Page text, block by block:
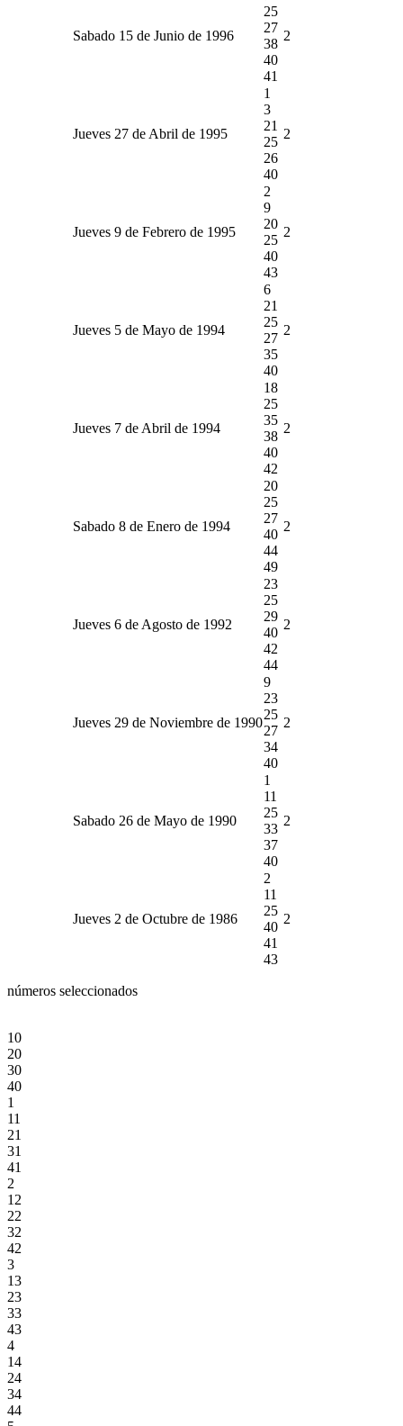
Sabado 15 de Junio de 1996
25
27
38
40
41
2
Jueves 27 de Abril de 1995
1
3
21
25
26
40
2
Jueves 9 de Febrero de 1995
2
9
20
25
40
43
2
Jueves 5 de Mayo de 1994
6
21
25
27
35
40
2
Jueves 7 de Abril de 1994
18
25
35
38
40
42
2
Sabado 8 de Enero de 1994
20
25
27
40
44
49
2
Jueves 6 de Agosto de 1992
23
25
29
40
42
44
2
Jueves 29 de Noviembre de 1990
9
23
25
27
34
40
2
Sabado 26 de Mayo de 1990
1
11
25
33
37
40
2
Jueves 2 de Octubre de 1986
2
11
25
40
41
43
2
números seleccionados
10
20
30
40
1
11
21
31
41
2
12
22
32
42
3
13
23
33
43
4
14
24
34
44